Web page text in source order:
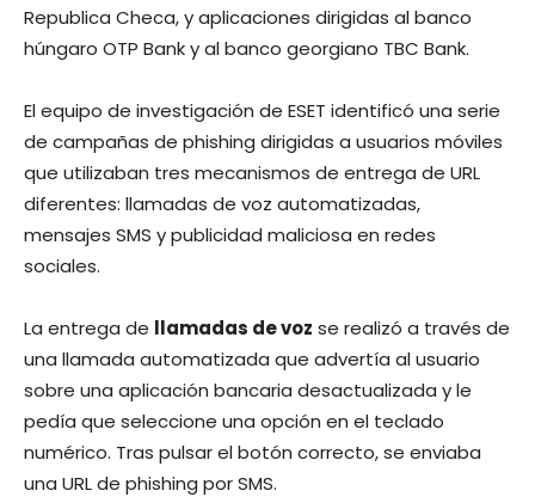
Republica Checa, y aplicaciones dirigidas al banco
húngaro OTP Bank y al banco georgiano TBC Bank.
El equipo de investigación de ESET identificó una serie
de campañas de phishing dirigidas a usuarios móviles
que utilizaban tres mecanismos de entrega de URL
diferentes: llamadas de voz automatizadas,
mensajes SMS y publicidad maliciosa en redes
sociales.
La entrega de llamadas de voz se realizó a través de
una llamada automatizada que advertía al usuario
sobre una aplicación bancaria desactualizada y le
pedía que seleccione una opción en el teclado
numérico. Tras pulsar el botón correcto, se enviaba
una URL de phishing por SMS.